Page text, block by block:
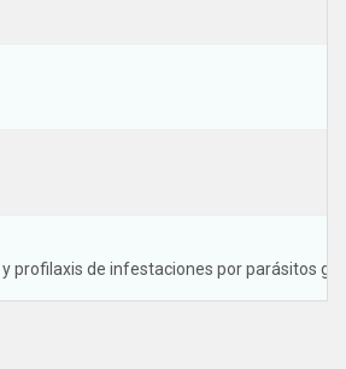
profilaxis de infestaciones por parásitos